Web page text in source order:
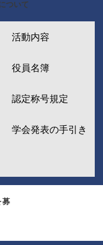
活動内容
役員名簿
認定称号規定
学会発表の手引き